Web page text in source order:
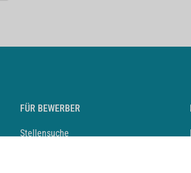
FÜR BEWERBER
Stellensuche